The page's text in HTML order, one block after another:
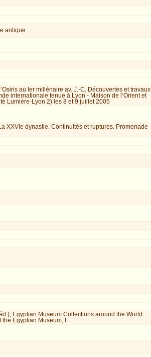
antique
au Ier millénaire av. J.-C. Découvertes et travaux
internationale tenue à Lyon - Maison de l’Orient et
Lumière-Lyon 2) les 8 et 9 juillet 2005
XXVIe dynastie. Continuités et ruptures. Promenade
Egyptian Museum Collections around the World.
Egyptian Museum, I